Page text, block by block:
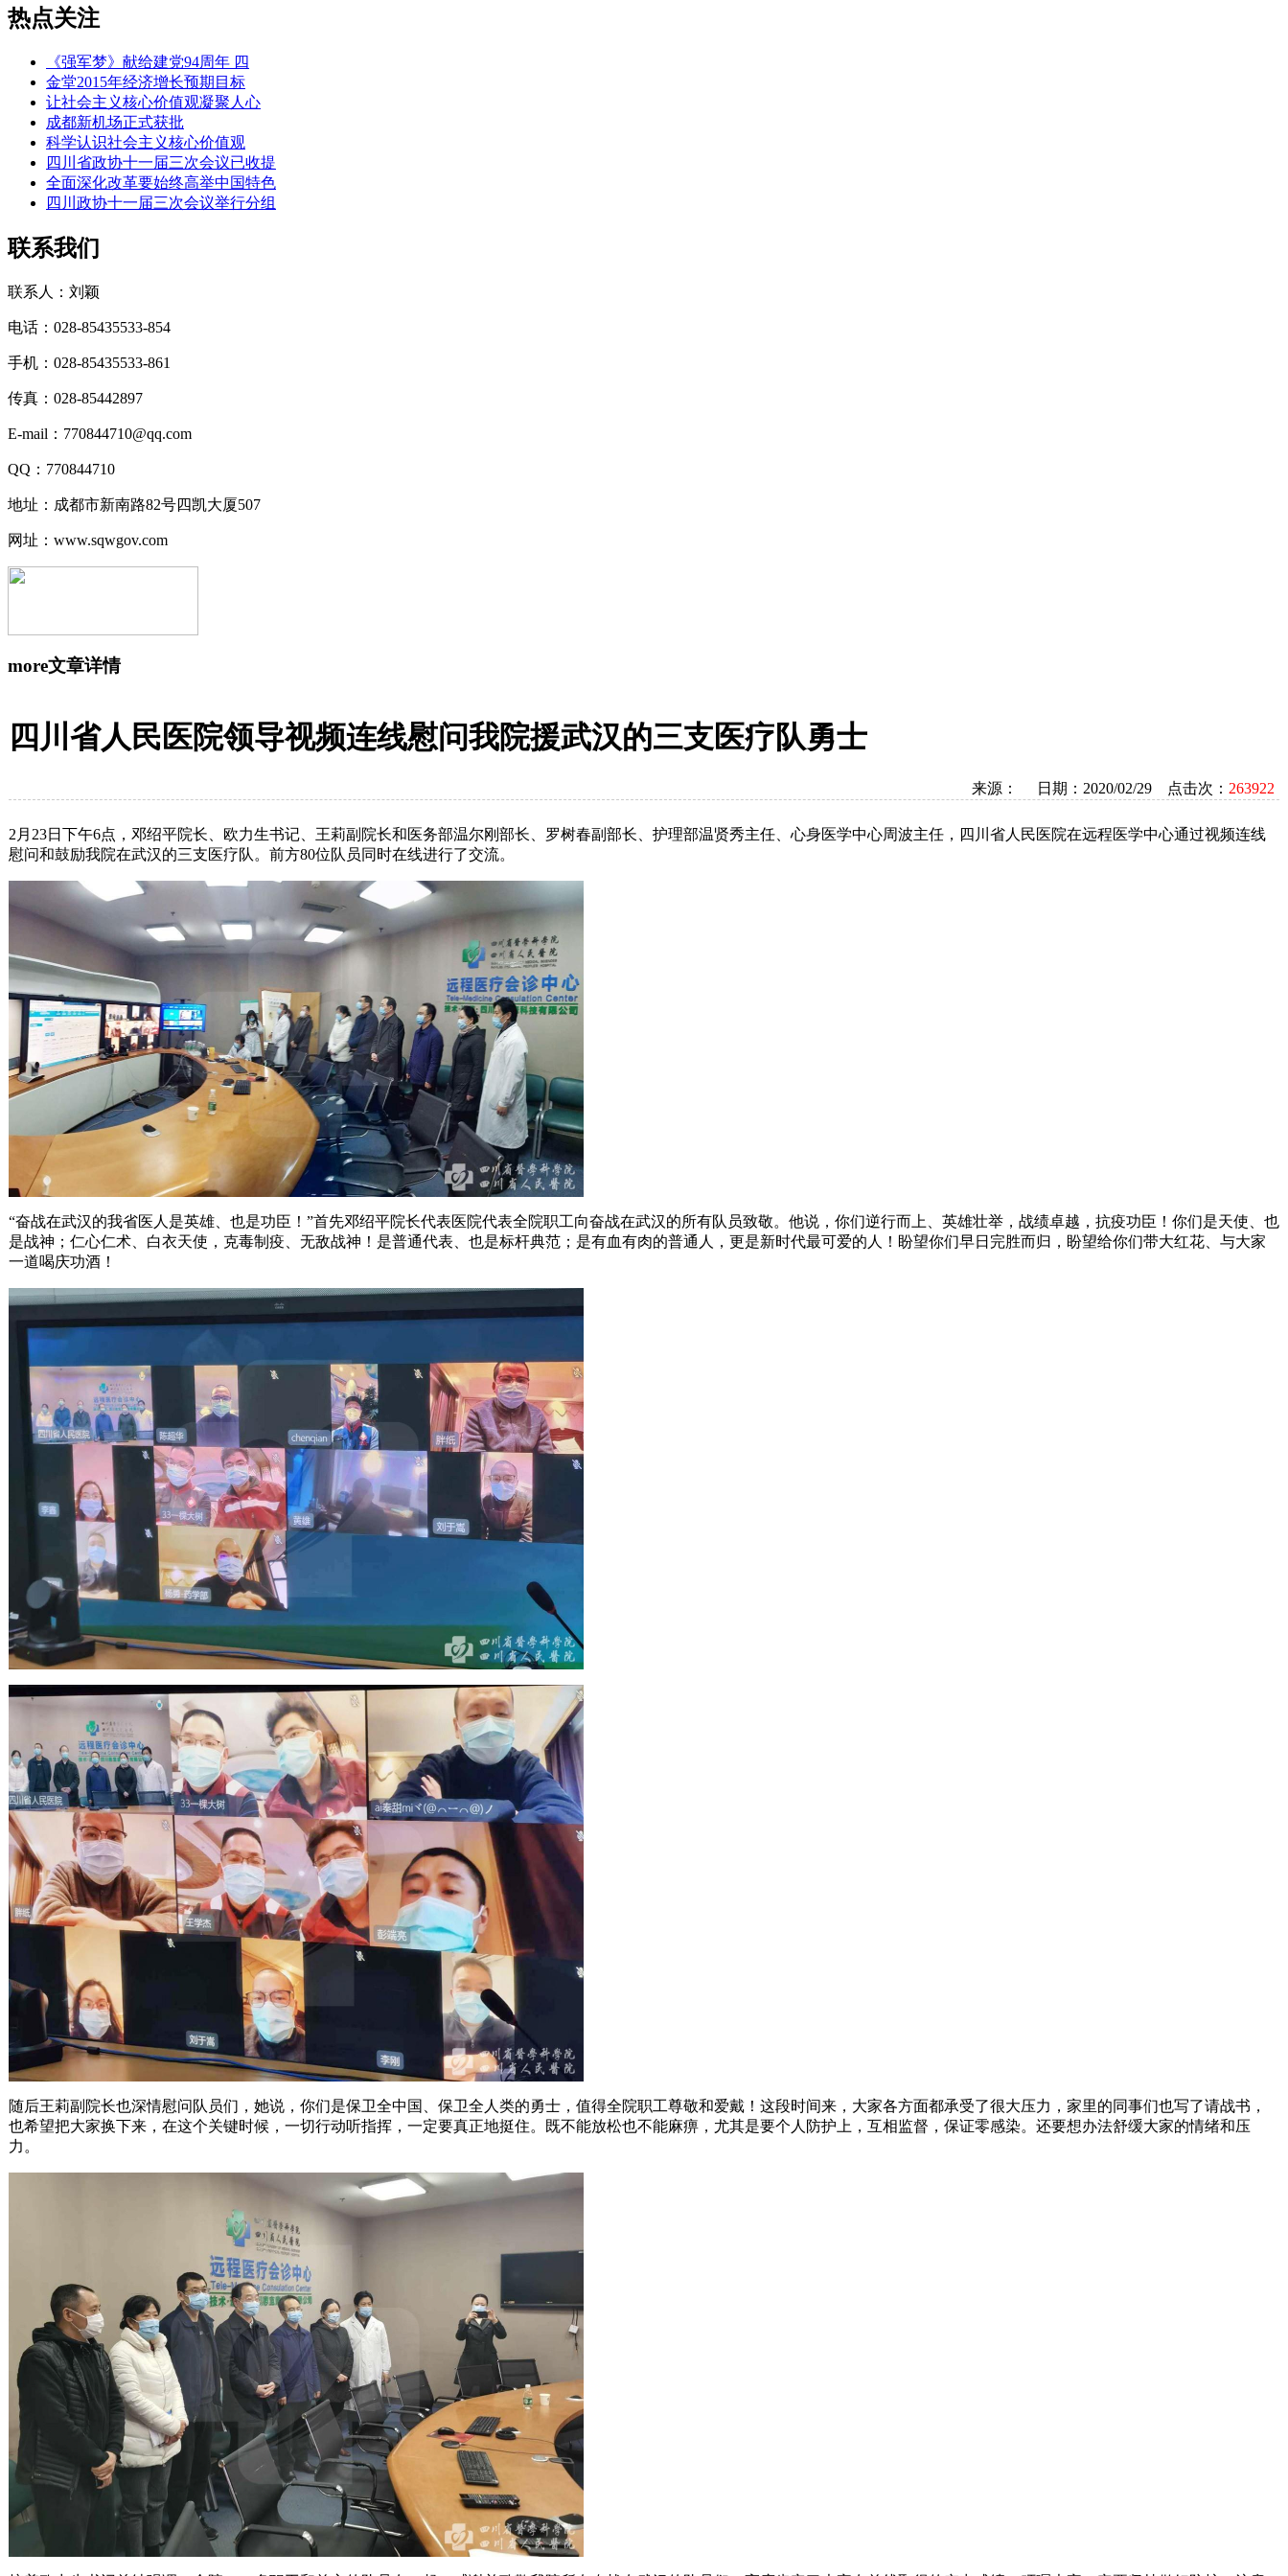
热点关注
《强军梦》献给建党94周年 四
金堂2015年经济增长预期目标
让社会主义核心价值观凝聚人心
成都新机场正式获批
科学认识社会主义核心价值观
四川省政协十一届三次会议已收提
全面深化改革要始终高举中国特色
四川政协十一届三次会议举行分组
联系我们
联系人：刘颖
电话：028-85435533-854
手机：028-85435533-861
传真：028-85442897
E-mail：770844710@qq.com
QQ：770844710
地址：成都市新南路82号四凯大厦507
网址：www.sqwgov.com
more文章详情
四川省人民医院领导视频连线慰问我院援武汉的三支医疗队勇士
来源： 日期：2020/02/29 点击次： 263922
2月23日下午6点，邓绍平院长、欧力生书记、王莉副院长和医务部温尔刚部长、罗树春副部长、护理部温贤秀主任、心身医学中心周波主任，四川省人民医院在远程医学中心通过视频连线
慰问和鼓励我院在武汉的三支医疗队。前方80位队员同时在线进行了交流。
“奋战在武汉的我省医人是英雄、也是功臣！”首先邓绍平院长代表医院代表全院职工向奋战在武汉的所有队员致敬。他说，你们逆行而上、英雄壮举，战绩卓越，抗疫功臣！你们是天使、也
是战神；仁心仁术、白衣天使，克毒制疫、无敌战神！是普通代表、也是标杆典范；是有血有肉的普通人，更是新时代最可爱的人！盼望你们早日完胜而归，盼望给你们带大红花、与大家
一道喝庆功酒！
随后王莉副院长也深情慰问队员们，她说，你们是保卫全中国、保卫全人类的勇士，值得全院职工尊敬和爱戴！这段时间来，大家各方面都承受了很大压力，家里的同事们也写了请战书，
也希望把大家换下来，在这个关键时候，一切行动听指挥，一定要真正地挺住。既不能放松也不能麻痹，尤其是要个人防护上，互相监督，保证零感染。还要想办法舒缓大家的情绪和压
力。